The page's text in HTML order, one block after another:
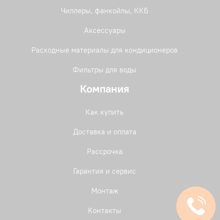
Чиллеры, фанкойлы, ККБ
Аксессуары
Расходные материалы для кондиционеров
Фильтры для воды
Компания
Как купить
Доставка и оплата
Рассрочка
Гарантия и сервис
Монтаж
Контакты